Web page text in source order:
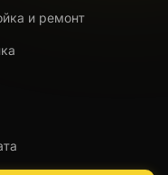
и ремонт